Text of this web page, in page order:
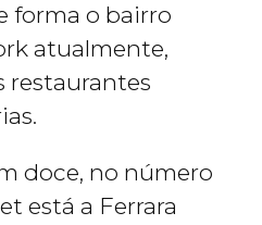
forma o bairro
atualmente,
restaurantes
doce, no número
está a Ferrara